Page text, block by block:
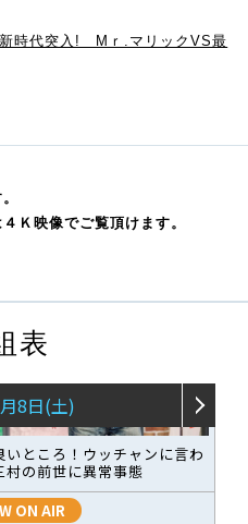
時代突入! Mｒ.マリックVS最
Ｋ映像でご覧頂けます。
表